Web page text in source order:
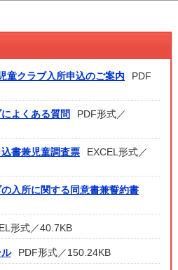
クラブ入所申込のご案内
PDF
よくある質問
PDF形式／
書兼児童調査票
EXCEL形式／
入所に関する同意書兼誓約書
形式／40.7KB
PDF形式／150.24KB